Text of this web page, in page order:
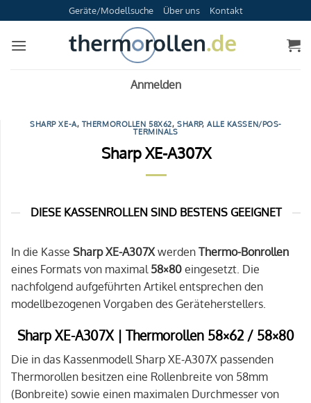
Inhalt
springen
Geräte/Modellsuche Über uns Kontakt
Anmelden
SHARP XE-A, THERMOROLLEN 58X62,SHARP, ALLE KASSEN/POS-
TERMINALS
Sharp XE-A307X
DIESE KASSENROLLEN SIND BESTENS GEEIGNET
In die Kasse Sharp XE-A307Xwerden Thermo-Bonrollen
eines Formats von maximal 58×80 eingesetzt. Die
nachfolgend aufgeführten Artikel entsprechen den
modellbezogenen Vorgaben des Geräteherstellers.
Sharp XE-A307X | Thermorollen 58×62 / 58×80
Die in das Kassenmodell Sharp XE-A307X passenden
Thermorollen besitzen eine Rollenbreite von 58mm
(Bonbreite) sowie einen maximalen Durchmesser von